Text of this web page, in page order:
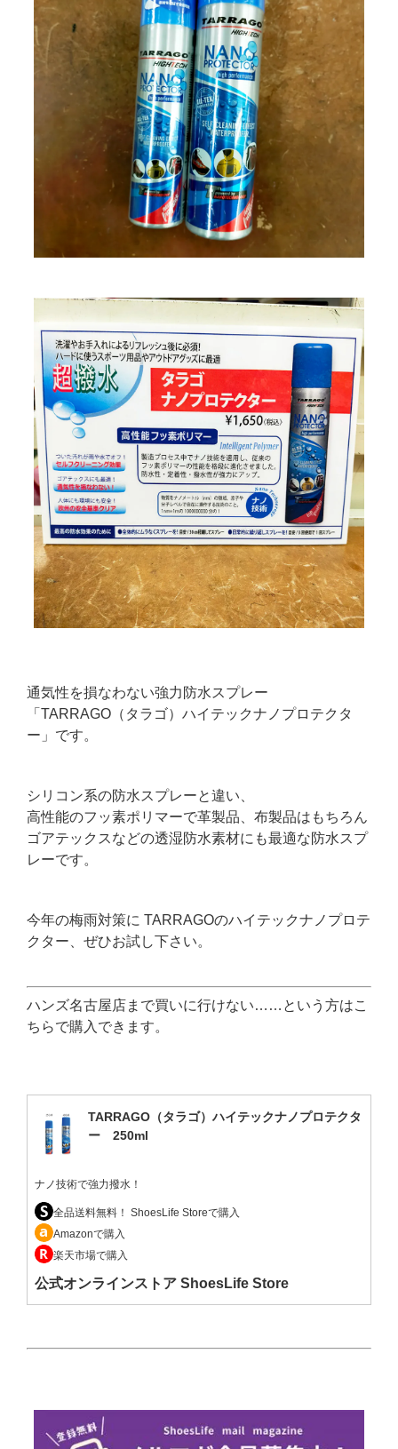
通気性を損なわない強力防水スプレー
「TARRAGO（タラゴ）ハイテックナノプロテクタ
ー」です。
シリコン系の防水スプレーと違い、
高性能のフッ素ポリマーで革製品、布製品はもちろん
ゴアテックスなどの透湿防水素材にも最適な防水スプ
レーです。
今年の梅雨対策に TARRAGOのハイテックナノプロテ
クター、ぜひお試し下さい。
ハンズ名古屋店まで買いに行けない……という方はこ
ちらで購入できます。
TARRAGO（タラゴ）ハイテックナノプロテクタ
ー 250ml
ナノ技術で強力撥水！
全品送料無料！ ShoesLife Storeで購入
Amazonで購入
楽天市場で購入
公式オンラインストア ShoesLife Store